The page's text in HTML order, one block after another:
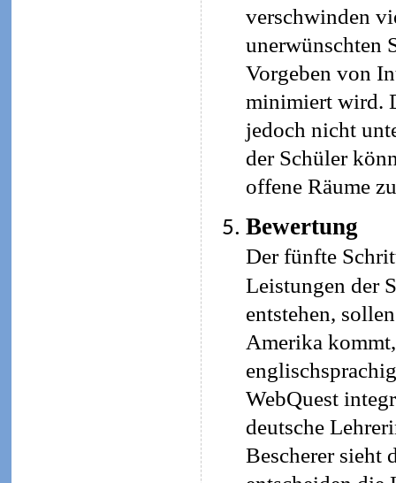
verschwinden
unerwünschten
Vorgeben von
minimiert wird.
jedoch nicht
der Schüler
offene Räume
Bewertung
Der fünfte
Leistungen der
entstehen,
Amerika
WebQuest
deutsche
Bescherer sieht